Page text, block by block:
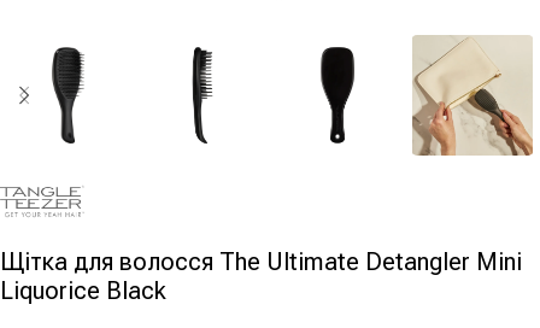
Щітка для волосся The Ultimate Detangler Mini
Liquorice Black